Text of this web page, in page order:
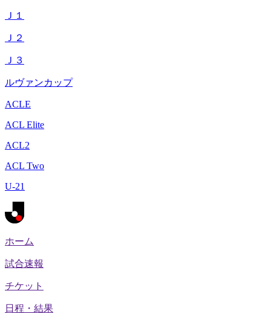
Ｊ１
Ｊ２
Ｊ３
ルヴァンカップ
ACLE
ACL Elite
ACL2
ACL Two
U-21
ホーム
試合速報
チケット
日程・結果